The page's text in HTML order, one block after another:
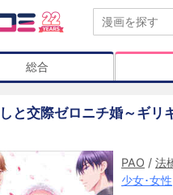
総合
と交際ゼロニチ婚～ギリ
PAO / 法
少女･女性